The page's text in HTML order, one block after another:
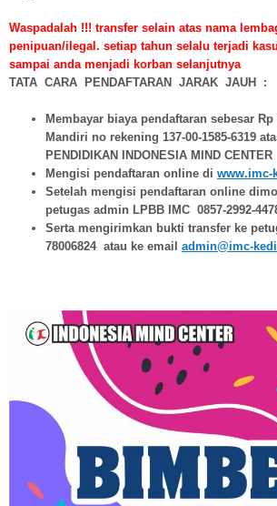
Waspadalah !!! transfer selain atas nama
penipuan/ilegal. setiap tahun selalu terjadi
sampai anda menjadi korban selanjutnya
TATA CARA PENDAFTARAN JARAK JAUH :
Membayar biaya pendaftaran sebesar Rp
Mandiri no rekening 137-00-1585-6319
PENDIDIKAN INDONESIA MIND CENTER
Mengisi pendaftaran online di www.imc-
Setelah mengisi pendaftaran online
petugas admin LPBB IMC 0857-2992-
Serta mengirimkan bukti transfer ke
78006824 atau ke email admin@imc-